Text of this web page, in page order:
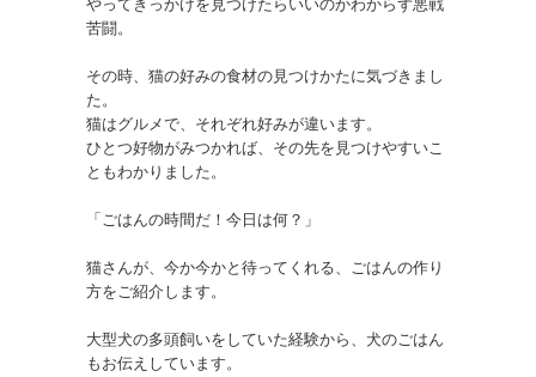
やってきっかけを見つけたらいいのかわからず悪戦
苦闘。
その時、猫の好みの食材の見つけかたに気づきまし
た。
猫はグルメで、それぞれ好みが違います。
ひとつ好物がみつかれば、その先を見つけやすいこ
ともわかりました。
「ごはんの時間だ！今日は何？」
猫さんが、今か今かと待ってくれる、ごはんの作り
方をご紹介します。
大型犬の多頭飼いをしていた経験から、犬のごはん
もお伝えしています。